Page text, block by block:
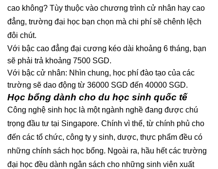
cao không? Tùy thuộc vào chương trình cử nhân hay cao
đẳng, trường đại học bạn chọn mà chi phí sẽ chênh lệch
đôi chút.
Với bậc cao đẳng đại cương kéo dài khoảng 6 tháng, bạn
sẽ phải trả khoảng 7500 SGD.
Với bậc cử nhân: Nhìn chung, học phí đào tạo của các
trường sẽ dao động từ 36000 SGD đến 40000 SGD.
Học bổng dành cho du học sinh quốc tế
Công nghệ sinh học là một ngành nghề đang được chú
trọng đầu tư tại Singapore. Chính vì thế, từ chính phủ cho
đến các tổ chức, công ty y sinh, dược, thực phẩm đều có
những chính sách học bổng. Ngoài ra, hầu hết các trường
đại học đều dành ngân sách cho những sinh viên xuất